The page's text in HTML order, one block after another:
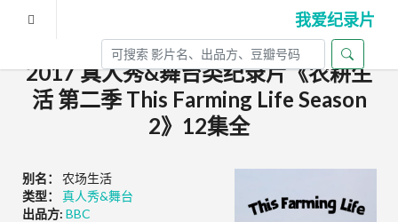
我爱纪录片
2017 真人秀&舞台类纪录片《农耕生
活 第二季 This Farming Life Season
2》12集全
别名：
农场生活
类型：
真人秀&舞台
出品方: BBC